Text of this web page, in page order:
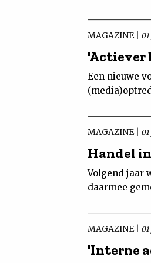
MAGAZINE |
'Actiever
Een nieuwe
MAGAZINE |
Handel
Volgend jaar
daarmee
MAGAZINE |
'Interne